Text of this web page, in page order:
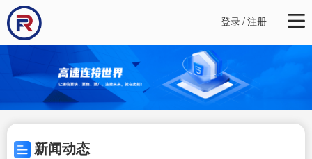
登录/注册
新闻动态